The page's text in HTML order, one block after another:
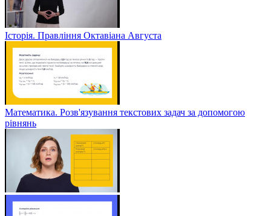
Історія. Правління Октавіана Августа
Математика. Розв'язування текстових задач за допомогою
рівнянь